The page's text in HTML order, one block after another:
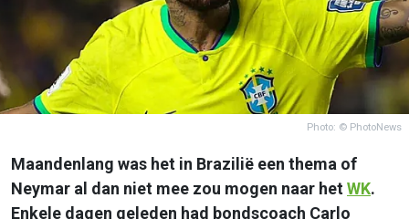
Photo: © PhotoNews
Maandenlang was het in Brazilië een thema of
Neymar al dan niet mee zou mogen naar hetWK.
Enkele dagen geleden had bondscoach Carlo